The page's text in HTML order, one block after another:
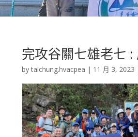
完攻谷關七雄老七 :
bytaichung.hvacpea | 11 月 3, 2023